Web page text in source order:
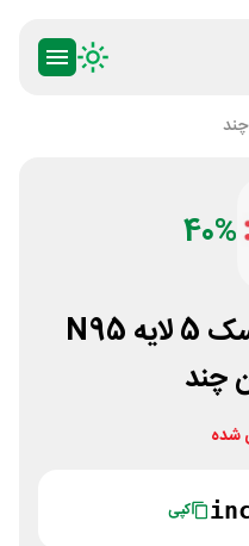
40%
کد تخفیف خرید ماسک 5 لایه N95
چند
شده
کپی